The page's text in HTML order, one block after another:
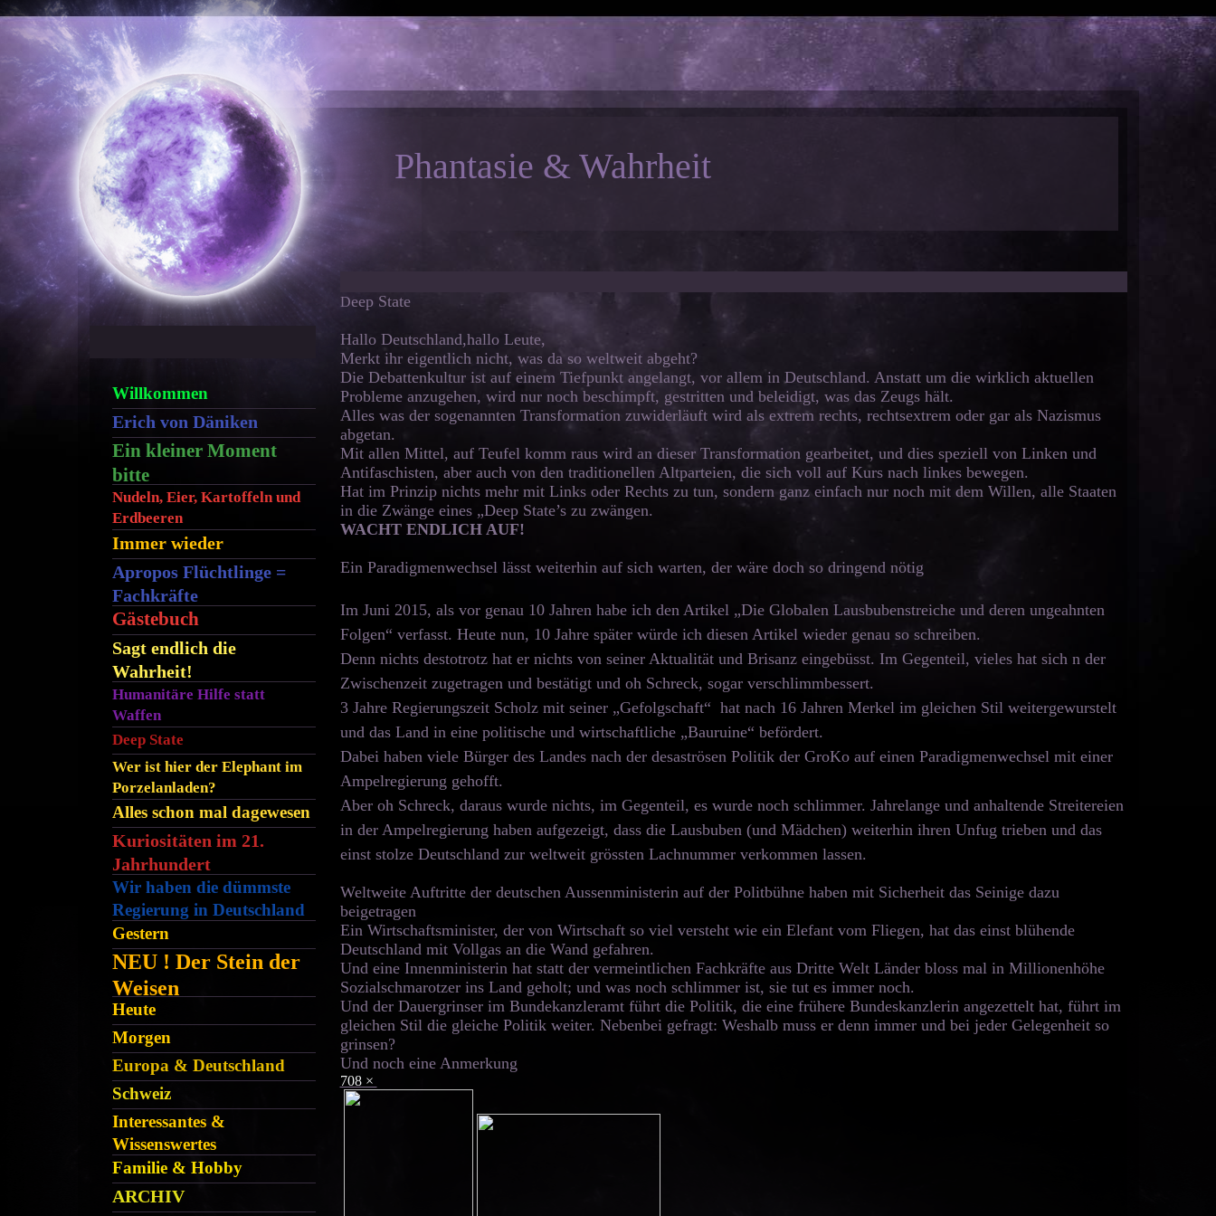
Phantasie & Wahrheit
Willkommen
Erich von Däniken
Ein kleiner Moment
bitte
Nudeln, Eier, Kartoffeln und
Erdbeeren
Immer wieder
Apropos Flüchtlinge =
Fachkräfte
Gästebuch
Sagt endlich die
Wahrheit!
Humanitäre Hilfe statt
Waffen
Deep State
Wer ist hier der Elephant im
Porzelanladen?
Alles schon mal dagewesen
Kuriositäten im 21.
Jahrhundert
Wir haben die dümmste
Regierung in Deutschland
Gestern
NEU ! Der Stein der
Weisen
Heute
Morgen
Europa & Deutschland
Schweiz
Interessantes &
Wissenswertes
Familie & Hobby
ARCHIV
Deep State
Hallo Deutschland,hallo Leute,
Merkt ihr eigentlich nicht, was da so weltweit abgeht?
Die Debattenkultur ist auf einem Tiefpunkt angelangt, vor allem in Deutschland. Anstatt um die wirklich aktuellen
Probleme anzugehen, wird nur noch beschimpft, gestritten und beleidigt, was das Zeugs hält.
Alles was der sogenannten Transformation zuwiderläuft wird als extrem rechts, rechtsextrem oder gar als Nazismus
abgetan.
Mit allen Mittel, auf Teufel komm raus wird an dieser Transformation gearbeitet, und dies speziell von Linken und
Antifaschisten, aber auch von den traditionellen Altparteien, die sich voll auf Kurs nach linkes bewegen.
Hat im Prinzip nichts mehr mit Links oder Rechts zu tun, sondern ganz einfach nur noch mit dem Willen, alle Staaten
in die Zwänge eines „Deep State’s zu zwängen.
WACHT ENDLICH AUF!
Ein Paradigmenwechsel lässt weiterhin auf sich warten, der wäre doch so dringend nötig
Im Juni 2015, als vor genau 10 Jahren habe ich den Artikel „Die Globalen Lausbubenstreiche und deren ungeahnten
Folgen“ verfasst. Heute nun, 10 Jahre später würde ich diesen Artikel wieder genau so schreiben.
Denn nichts destotrotz hat er nichts von seiner Aktualität und Brisanz eingebüsst. Im Gegenteil, vieles hat sich n der
Zwischenzeit zugetragen und bestätigt und oh Schreck, sogar verschlimmbessert.
3 Jahre Regierungszeit Scholz mit seiner „Gefolgschaft“ hat nach 16 Jahren Merkel im gleichen Stil weitergewurstelt
und das Land in eine politische und wirtschaftliche „Bauruine“ befördert.
Dabei haben viele Bürger des Landes nach der desaströsen Politik der GroKo auf einen Paradigmenwechsel mit einer
Ampelregierung gehofft.
Aber oh Schreck, daraus wurde nichts, im Gegenteil, es wurde noch schlimmer. Jahrelange und anhaltende Streitereien
in der Ampelregierung haben aufgezeigt, dass die Lausbuben (und Mädchen) weiterhin ihren Unfug trieben und das
einst stolze Deutschland zur weltweit grössten Lachnummer verkommen lassen.
Weltweite Auftritte der deutschen Aussenministerin auf der Politbühne haben mit Sicherheit das Seinige dazu
beigetragen
Ein Wirtschaftsminister, der von Wirtschaft so viel versteht wie ein Elefant vom Fliegen, hat das einst blühende
Deutschland mit Vollgas an die Wand gefahren.
Und eine Innenministerin hat statt der vermeintlichen Fachkräfte aus Dritte Welt Länder bloss mal in Millionenhöhe
Sozialschmarotzer ins Land geholt; und was noch schlimmer ist, sie tut es immer noch.
Und der Dauergrinser im Bundekanzleramt führt die Politik, die eine frühere Bundeskanzlerin angezettelt hat, führt im
gleichen Stil die gleiche Politik weiter. Nebenbei gefragt: Weshalb muss er denn immer und bei jeder Gelegenheit so
grinsen?
Und noch eine Anmerkung
708 ×